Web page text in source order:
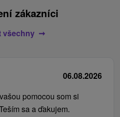
zákazníci
všechny
06.08.2026
pomocou som si
sa a ďakujem.